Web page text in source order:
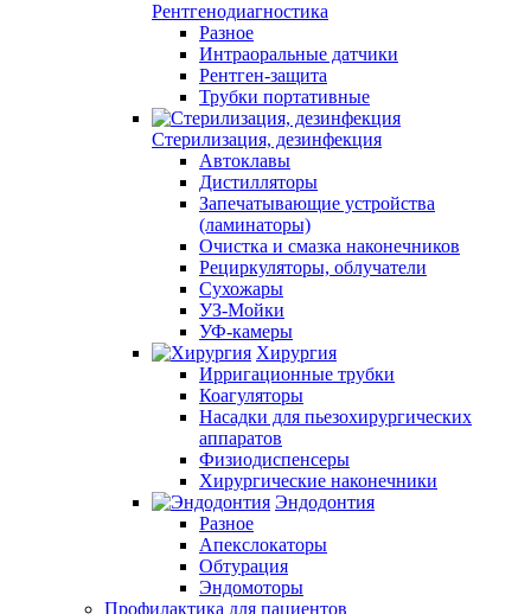
Рентгенодиагностика
Разное
Интраоральные датчики
Рентген-защита
Трубки портативные
Стерилизация, дезинфекция
Автоклавы
Дистилляторы
Запечатывающие устройства
(ламинаторы)
Очистка и смазка наконечников
Рециркуляторы, облучатели
Сухожары
УЗ-Мойки
УФ-камеры
Хирургия
Ирригационные трубки
Коагуляторы
Насадки для пьезохирургических
аппаратов
Физиодиспенсеры
Хирургические наконечники
Эндодонтия
Разное
Апекслокаторы
Обтурация
Эндомоторы
Профилактика для пациентов